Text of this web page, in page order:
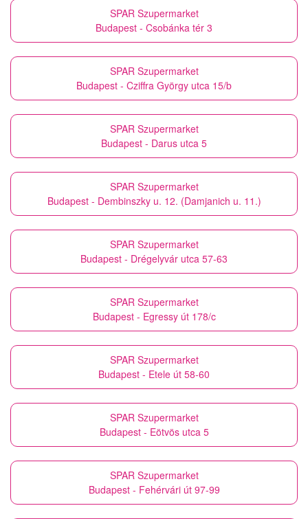
SPAR Szupermarket
Budapest - Csobánka tér 3
SPAR Szupermarket
Budapest - Cziffra György utca 15/b
SPAR Szupermarket
Budapest - Darus utca 5
SPAR Szupermarket
Budapest - Dembinszky u. 12. (Damjanich u. 11.)
SPAR Szupermarket
Budapest - Drégelyvár utca 57-63
SPAR Szupermarket
Budapest - Egressy út 178/c
SPAR Szupermarket
Budapest - Etele út 58-60
SPAR Szupermarket
Budapest - Eötvös utca 5
SPAR Szupermarket
Budapest - Fehérvári út 97-99